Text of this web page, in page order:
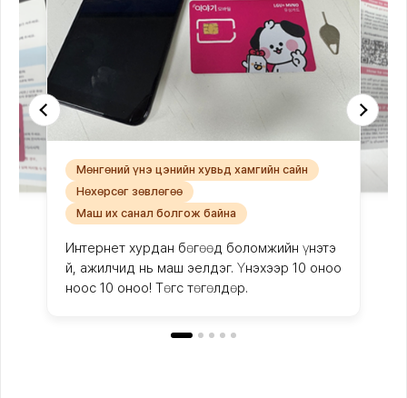
Мөнгөний үнэ цэнийн хувьд хамгийн сайн
Нөхөрсөг зөвлөгөө
Маш их санал болгож байна
Интернет хурдан бөгөөд боломжийн үнэтэ
й, ажилчид нь маш эелдэг. Үнэхээр 10 оноо
ноос 10 оноо! Төгс төгөлдөр.